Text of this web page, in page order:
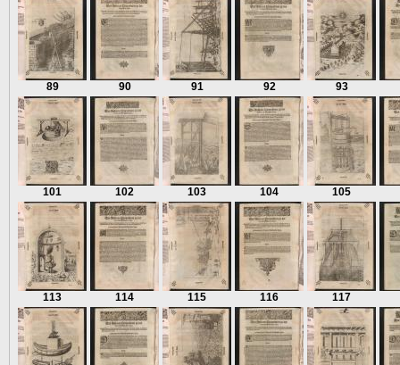
89 90 91 92 93
101 102 103 104 105
113 114 115 116 117